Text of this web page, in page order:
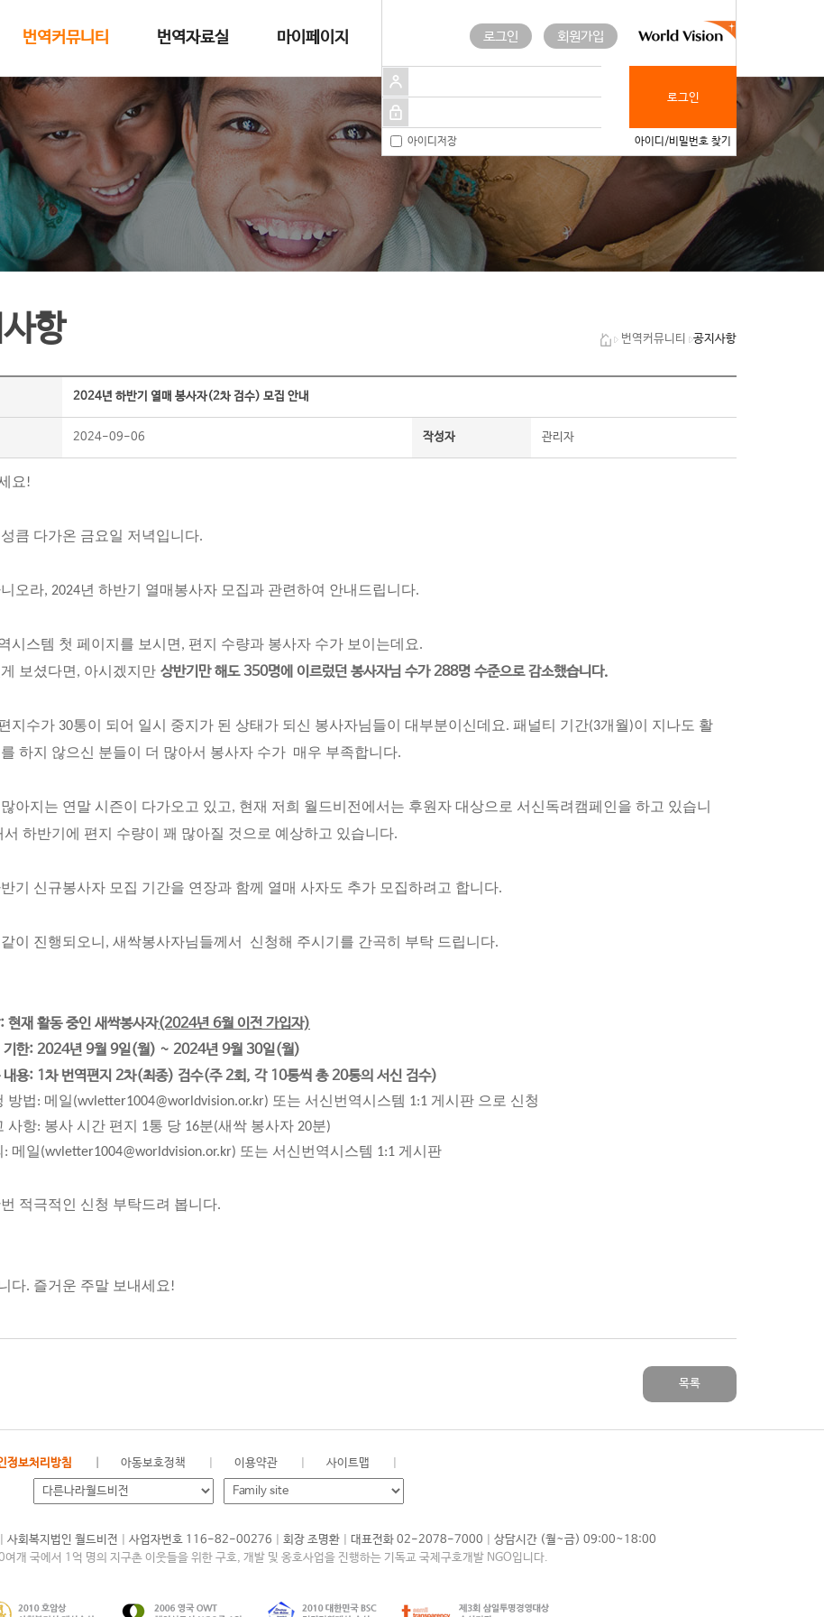
번역커뮤니티 번역자료실 마이페이지 로그인 회원가입
로그인
아이디저장 아이디/비밀번호 찾기
항 번역커뮤니티 공지사항
2024년 하반기 열매 봉사자(2차 검수) 모집 안내
2024-09-06 작성자 관리자
요!
큼 다가온 금요일 저녁입니다.
오라, 2024년 하반기 열매봉사자 모집과 관련하여 안내드립니다.
시스템 첫 페이지를 보시면, 편지 수량과 봉사자 수가 보이는데요.
보셨다면, 아시겠지만 상반기만 해도 350명에 이르렀던 봉사자님 수가 288명 수준으로 감소했습니다.
지수가 30통이 되어 일시 중지가 된 상태가 되신 봉사자님들이 대부분이신데요. 패널티 기간(3개월)이 지나도 활
하지 않으신 분들이 더 많아서 봉사자 수가 매우 부족합니다.
아지는 연말 시즌이 다가오고 있고, 현재 저희 월드비전에서는 후원자 대상으로 서신독려캠페인을 하고 있습니
서 하반기에 편지 수량이 꽤 많아질 것으로 예상하고 있습니다.
기 신규봉사자 모집 기간을 연장과 함께 열매 사자도 추가 모집하려고 합니다.
이 진행되오니, 새싹봉사자님들께서 신청해 주시기를 간곡히 부탁 드립니다.
현재 활동 중인 새싹봉사자(2024년 6월 이전 가입자)
기한: 2024년 9월 9일(월) ~ 2024년 9월 30일(월)
내용: 1차 번역편지 2차(최종) 검수(주 2회, 각 10통씩 총 20통의 서신 검수)
방법: 메일(wvletter1004@worldvision.or.kr) 또는 서신번역시스템 1:1 게시판 으로 신청
사항: 봉사 시간 편지 1통 당 16분(새싹 봉사자 20분)
: 메일(wvletter1004@worldvision.or.kr) 또는 서신번역시스템 1:1 게시판
적극적인 신청 부탁드려 봅니다.
다. 즐거운 주말 보내세요!
목록
정보처리방침 아동보호정책 이용약관 사이트맵
사회복지법인 월드비전 사업자번호 116-82-00276 회장 조명환 대표전화 02-2078-7000
상담시간 (월~금) 09:00~18:00
개 국에서 1억 명의 지구촌 이웃들을 위한 구호, 개발 및 옹호사업을 진행하는 기독교 국제구호개발 NGO입니다.